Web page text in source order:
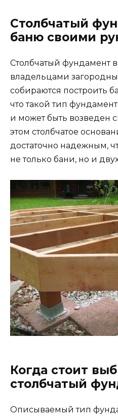
Столбчатый
баню своими
Столбчатый фундамент
владельцами
собираются построить
что такой тип
и может быть возведен
этом столбчатое
достаточно надежным,
не только бани, но и
Когда стоит
столбчатый
Описываемый тип